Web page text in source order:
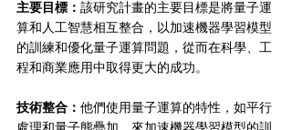
主要目標： 該研究計畫的主要目標是將量子運
算和人工智慧相互整合，以加速機器學習模型
的訓練和優化量子運算問題，從而在科學、工
程和商業應用中取得更大的成功。
技術整合： 他們使用量子運算的特性，如平行